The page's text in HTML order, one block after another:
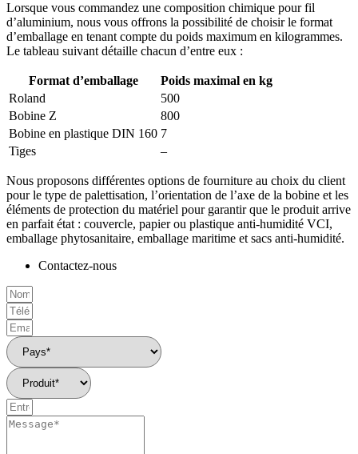
Lorsque vous commandez une composition chimique pour fil
d’aluminium, nous vous offrons la possibilité de choisir le format
d’emballage en tenant compte du poids maximum en kilogrammes.
Le tableau suivant détaille chacun d’entre eux :
Format d’emballage
Poids maximal en kg
Roland
500
Bobine Z
800
Bobine en plastique DIN 160 7
Tiges
–
Nous proposons différentes options de fourniture au choix du client
pour le type de palettisation, l’orientation de l’axe de la bobine et les
éléments de protection du matériel pour garantir que le produit arrive
en parfait état : couvercle, papier ou plastique anti-humidité VCI,
emballage phytosanitaire, emballage maritime et sacs anti-humidité.
Contactez-nous